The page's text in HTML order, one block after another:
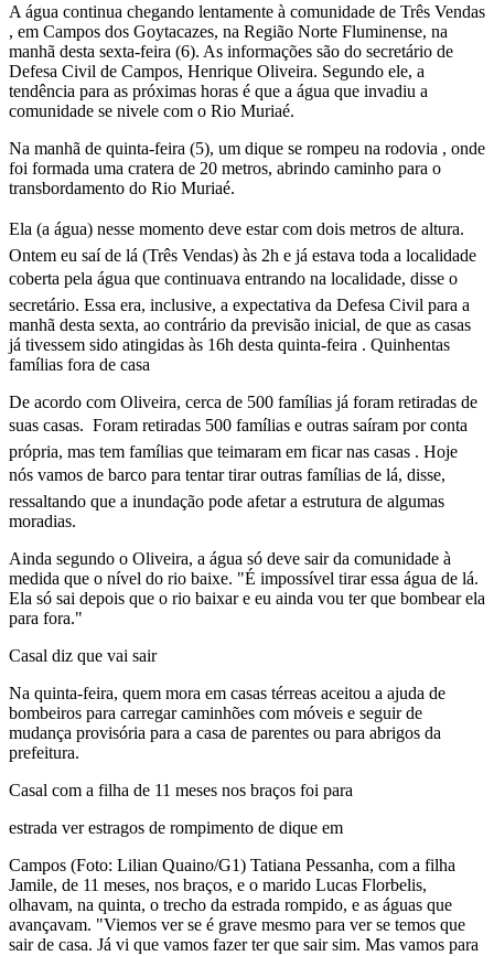
A água continua chegando lentamente à comunidade de Três Vendas
, em Campos dos Goytacazes, na Região Norte Fluminense, na
manhã desta sexta-feira (6). As informações são do secretário de
Defesa Civil de Campos, Henrique Oliveira. Segundo ele, a
tendência para as próximas horas é que a água que invadiu a
comunidade se nivele com o Rio Muriaé.
Na manhã de quinta-feira (5), um dique se rompeu na rodovia , onde
foi formada uma cratera de 20 metros, abrindo caminho para o
transbordamento do Rio Muriaé.
Ela (a água) nesse momento deve estar com dois metros de altura.
Ontem eu saí de lá (Três Vendas) às 2h e já estava toda a localidade
coberta pela água que continuava entrando na localidade, disse o
secretário. Essa era, inclusive, a expectativa da Defesa Civil para a
manhã desta sexta, ao contrário da previsão inicial, de que as casas
já tivessem sido atingidas às 16h desta quinta-feira . Quinhentas
famílias fora de casa
De acordo com Oliveira, cerca de 500 famílias já foram retiradas de
suas casas. Foram retiradas 500 famílias e outras saíram por conta
própria, mas tem famílias que teimaram em ficar nas casas . Hoje
nós vamos de barco para tentar tirar outras famílias de lá, disse,
ressaltando que a inundação pode afetar a estrutura de algumas
moradias.
Ainda segundo o Oliveira, a água só deve sair da comunidade à
medida que o nível do rio baixe. "É impossível tirar essa água de lá.
Ela só sai depois que o rio baixar e eu ainda vou ter que bombear ela
para fora."
Casal diz que vai sair
Na quinta-feira, quem mora em casas térreas aceitou a ajuda de
bombeiros para carregar caminhões com móveis e seguir de
mudança provisória para a casa de parentes ou para abrigos da
prefeitura.
Casal com a filha de 11 meses nos braços foi para
estrada ver estragos de rompimento de dique em
Campos (Foto: Lilian Quaino/G1) Tatiana Pessanha, com a filha
Jamile, de 11 meses, nos braços, e o marido Lucas Florbelis,
olhavam, na quinta, o trecho da estrada rompido, e as águas que
avançavam. "Viemos ver se é grave mesmo para ver se temos que
sair de casa. Já vi que vamos fazer ter que sair sim. Mas vamos para